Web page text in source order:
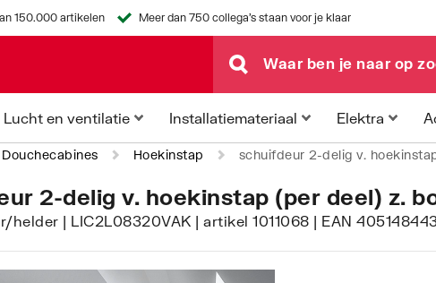
150.000 artikelen Meer dan 750 collega's staan voor je klaar
Lucht en ventilatie Installatiemateriaal Elektra
Douchecabines Hoekinstap schuifdeur 2-delig v.
2-delig v. hoekinstap (per deel) z.
| LIC2L08320VAK | artikel 1011068 | EAN